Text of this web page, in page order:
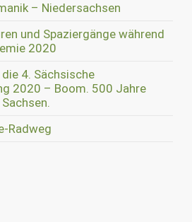
– Niedersachsen
und Spaziergänge während
2020
4. Sächsische
2020 – Boom. 500 Jahre
Radweg